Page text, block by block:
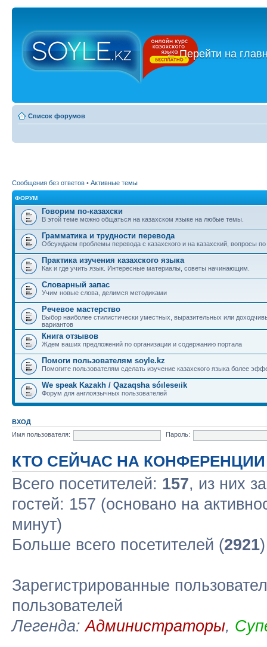
←Перейти на
Список форумов
Сообщения без ответов • Активные темы
ФОРУМ
Говорим по-казахски
В этой теме можно общаться на казахском языке на любые темы.
Грамматика и трудности перевода
Обсуждаем проблемы перевода с казахского и на казахский, вопросы
Практика изучения казахского языка
Как и где учить язык. Интересные материалы, советы начинающим.
Словарный запас
Учим новые слова, делимся методиками
Речевое мастерство
Выбор наиболее стилистически уместных, выразительных или
вариантов
Книга отзывов
Ждем ваших предложений по организации и содержанию портала
Помоги пользователям soyle.kz
Помогите пользователям сделать изучение казахского языка более
We speak Kazakh / Qazaqsha sóıleseıik
Форум для англоязычных пользователей
ВХОД
Имя пользователя:
Пароль:
КТО СЕЙЧАС НА КОНФЕРЕНЦИИ
Всего посетителей: 157, из них
гостей: 157 (основано на
минут)
Больше всего посетителей (2921
Зарегистрированные
пользователей
Легенда:Администраторы,